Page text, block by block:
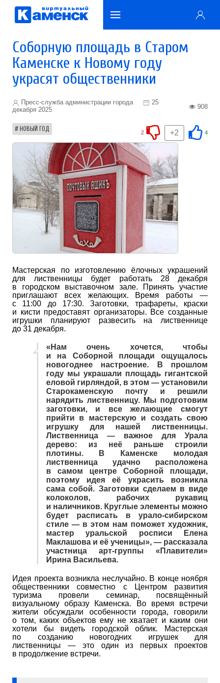
Соборную площадь в Старом
Каменске к Новому году
украсят общественники
Пресс-служба администрации города
25
декабря 2025
908
НОВЫЙ ГОД 4
+2
2
Мастерская по изготовлению ёлочных украшений
для лиственницы будет работать 28 декабря
в городском выставочном зале. Принять участие
приглашают всех желающих. Время работы —
с 11:00 до 17:30. Заготовки, трафареты, краски
и кисти предоставят организаторы. Все созданные
игрушки планируют развесить на лиственнице
до 31 декабря.
«Нам очень хочется, чтобы
и на Соборной площади ощущалось
новогоднее настроение. В прошлом
году мы украшали площадь гигантской
еловой гирляндой, в этом — установили
Старокаменскую почту и решили
нарядить лиственницу. Мы подготовим
заготовки, и все желающие смогут
прийти в мастерскую и создать свою
игрушку для нашей лиственницы.
Лиственница — важное для Урала
дерево: из неё раньше строили
плотины. В Каменске молодая
лиственница удачно расположена
в самом центре Соборной площади,
поэтому идея её украсить возникла
сама собой. Заготовки сделаем в виде
колоколов, рабочих рукавиц
и наличников. Круглые элементы можно
будет расписать в урало-сибирском
стиле — в этом нам поможет художник,
мастер уральской росписи Елена
Маклашова и её ученицы», — рассказала
участница арт-группы «Плавители»
Ирина Васильева.
Идея проекта возникла неслучайно. В конце ноября
общественники совместно с Центром развития
туризма провели семинар, посвящённый
визуальному образу Каменска. Во время встречи
жители обсуждали особенности города, говорили
о том, каких объектов ему не хватает и каким они
хотели бы видеть городской облик. Мастерская
по созданию новогодних игрушек для
лиственницы — это один из первых проектов
в продолжение встречи.